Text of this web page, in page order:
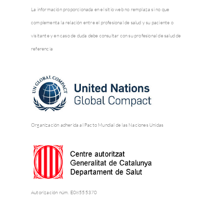
La información proporcionada en el sitio web no remplaza si no que
complementa la relación entre el profesional de salud y su paciente o
visitante y en caso de duda debe consultar con su profesional de salud de
referencia
Organización adherida al Pacto Mundial de las Naciones Unidas
Autorización núm. E08555370